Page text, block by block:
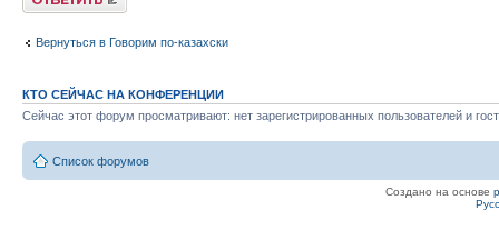
Вернуться в Говорим по-казахски
КТО СЕЙЧАС НА КОНФЕРЕНЦИИ
Сейчас этот форум просматривают: нет зарегистрированных пользователей и
Список форумов
Создано на основе